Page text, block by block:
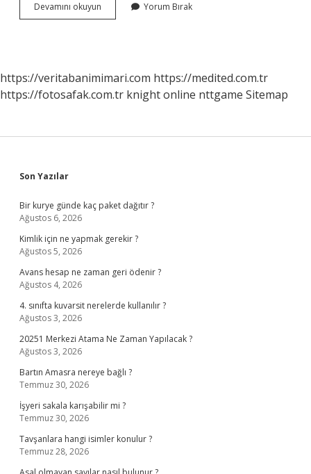
Devamını okuyun
Çorbası
Yorum Bırak
https://veritabanimimari.com https://medited.com.tr
https://fotosafak.com.tr knight online nttgame Sitemap
Sidebar
Son Yazılar
Bir kurye günde kaç paket dağıtır ?
Ağustos 6, 2026
Kimlik için ne yapmak gerekir ?
Ağustos 5, 2026
Avans hesap ne zaman geri ödenir ?
Ağustos 4, 2026
4. sınıfta kuvarsit nerelerde kullanılır ?
Ağustos 3, 2026
20251 Merkezi Atama Ne Zaman Yapılacak ?
Ağustos 3, 2026
Bartın Amasra nereye bağlı ?
Temmuz 30, 2026
İşyeri sakala karışabilir mi ?
Temmuz 30, 2026
Tavşanlara hangi isimler konulur ?
Temmuz 28, 2026